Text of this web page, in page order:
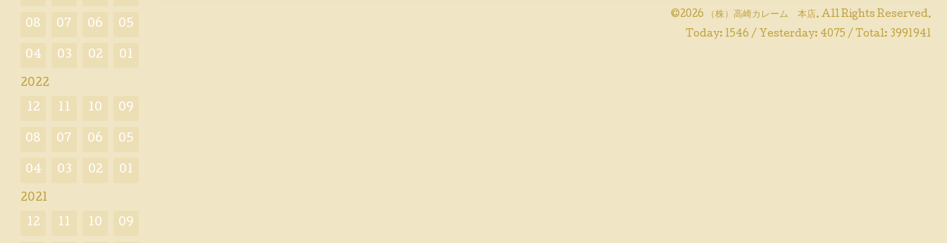
©2026 （株）高崎カレーム 本店. All Rights Reserved.
Today: 1546 / Yesterday: 4075 / Total: 3991941
08 07 06 05
04 03 02 01
2022
12 11 10 09
08 07 06 05
04 03 02 01
2021
12 11 10 09